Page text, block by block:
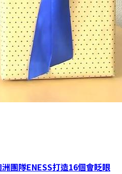
團隊ENESS打造16個會眨眼